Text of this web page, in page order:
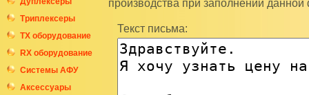
Триплексеры
ТХ оборудование
RX оборудование
Системы АФУ
Аксессуары
производства при заполнении
Текст письма: